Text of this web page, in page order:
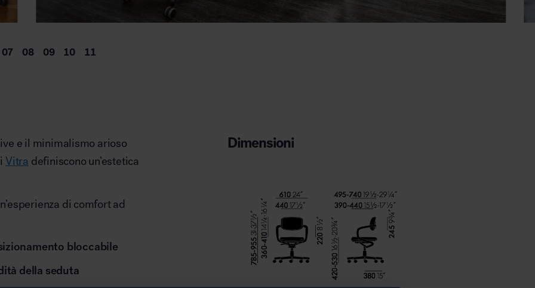
e il minimalismo arioso
Vitra definiscono un’estetica
di comfort ad
bloccabile
della seduta
Dimensioni